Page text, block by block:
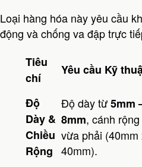
Loại hàng hóa này yêu cầu
động và chống va đập trực
Tiêu
chí
Yêu cầu Kỹ
Độ
Dày &
Chiều
Rộng
Độ dày từ5mm
8mm, cánh rộng
vừa phải (40mm
40mm).